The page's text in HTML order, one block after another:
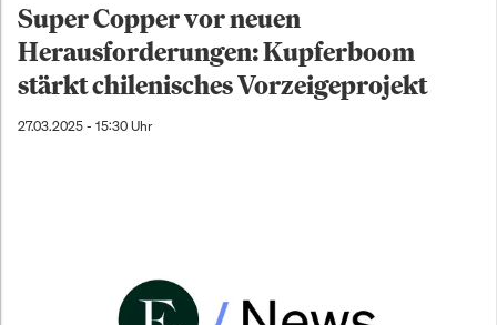
Super Copper vor neuen
Herausforderungen: Kupferboom
stärkt chilenisches Vorzeigeprojekt
27.03.2025 - 15:30 Uhr